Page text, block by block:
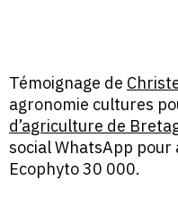
Témoignage de
agronomie cultures
d’agriculture de
social WhatsApp
Ecophyto 30 000.